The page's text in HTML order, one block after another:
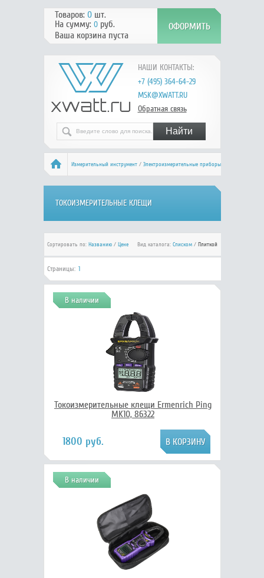
НАШИ КОНТАКТЫ:
+7 (495) 364-64-29
MSK@XWATT.RU
Обратная связь
Товаров: 0шт.
На сумму: 0руб.
Ваша корзина пуста
Измерительный инструмент/ Электроизмерительные приборы
/ Токоизмерительные клещи
ТОКОИЗМЕРИТЕЛЬНЫЕ КЛЕЩИ
Сортировать по: Названию/ Цене Вид каталога: Списком/ Плиткой
Страницы: 1
В наличии
Токоизмерительные клещи Ermenrich Ping
MK10, 86322
1800 руб.
В наличии